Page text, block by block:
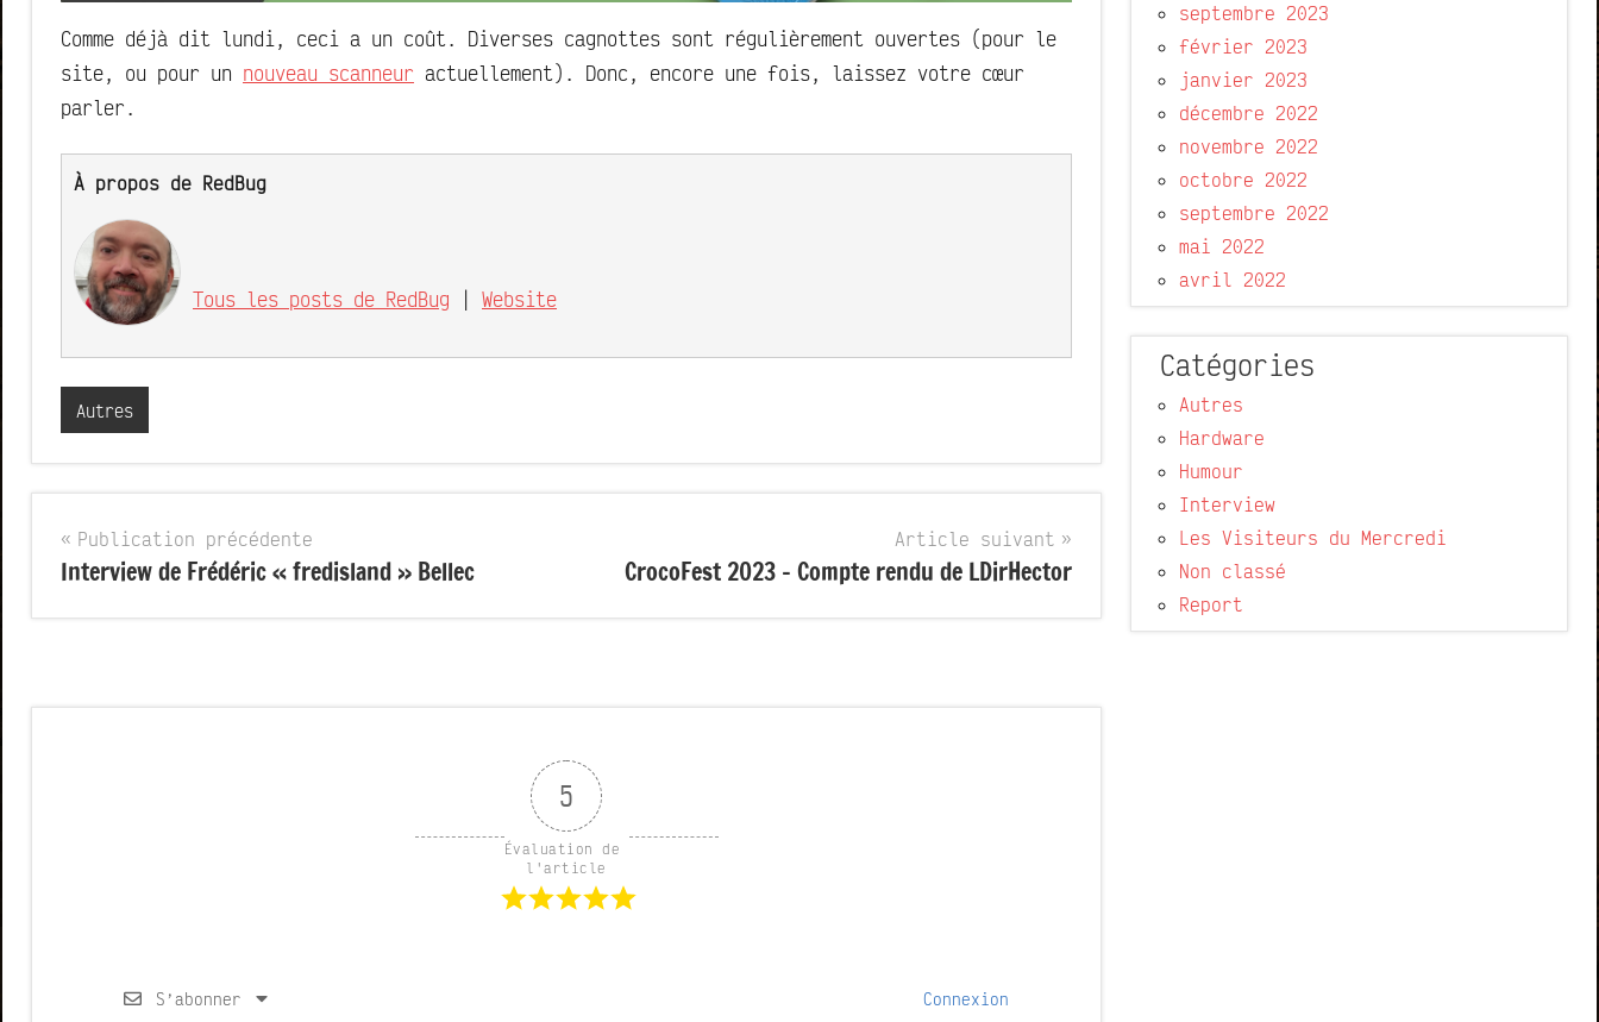
Comme déjà dit lundi, ceci a un coût. Diverses cagnottes sont régulièrement ouvertes (pour le
site, ou pour un nouveau scanneur actuellement). Donc, encore une fois, laissez votre cœur
parler.
À propos de RedBug
Tous les posts de RedBug Website
Autres
Navigation
de
l’article
Publication précédente
Interview de Frédéric « fredisland » Bellec
Article suivant
CrocoFest 2023 – Compte rendu de LDirHector
5
Évaluation de
l'article
S’abonner Connexion
septembre 2023
février 2023
janvier 2023
décembre 2022
novembre 2022
octobre 2022
septembre 2022
mai 2022
avril 2022
Catégories
Autres
Hardware
Humour
Interview
Les Visiteurs du Mercredi
Non classé
Report